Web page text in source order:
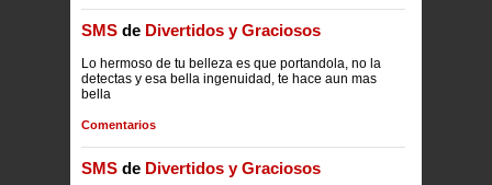
SMS de Divertidos y Graciosos
Lo hermoso de tu belleza es que portandola, no la
detectas y esa bella ingenuidad, te hace aun mas
bella
Comentarios
SMS de Divertidos y Graciosos